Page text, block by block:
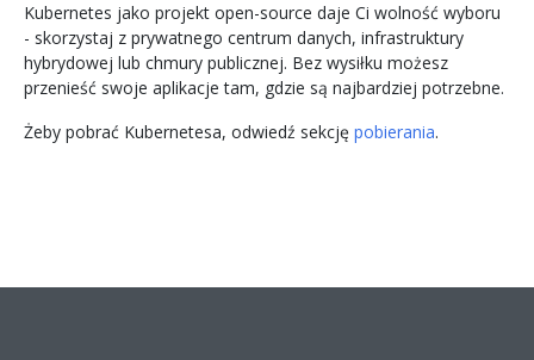
Kubernetes jako projekt open-source daje Ci wolność wyboru
- skorzystaj z prywatnego centrum danych, infrastruktury
hybrydowej lub chmury publicznej. Bez wysiłku możesz
przenieść swoje aplikacje tam, gdzie są najbardziej potrzebne.
Żeby pobrać Kubernetesa, odwiedź sekcję pobierania.